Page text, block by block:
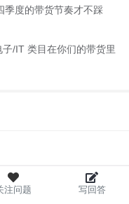
季度的带货节奏才不踩
/IT 类目在你们的带货里
频里确实被放大，我
注问题 写回答